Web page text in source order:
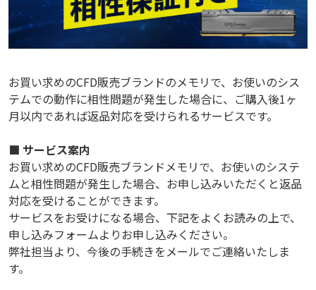
お買い求めのCFD販売ブランドのメモリで、お使いのシス
テムでの動作に相性問題が発生した場合に、ご購入後1ヶ
月以内であれば返品対応を受けられるサービスです。
■ サービス案内
お買い求めのCFD販売ブランドメモリで、お使いのシステ
ムと相性問題が発生した場合、お申し込みいただくと返品
対応を受けることができます。
サービスをお受けになる場合、下記をよくお読みの上で、
申し込みフォームよりお申し込みください。
弊社担当より、今後の手続きをメールでご連絡いたしま
す。